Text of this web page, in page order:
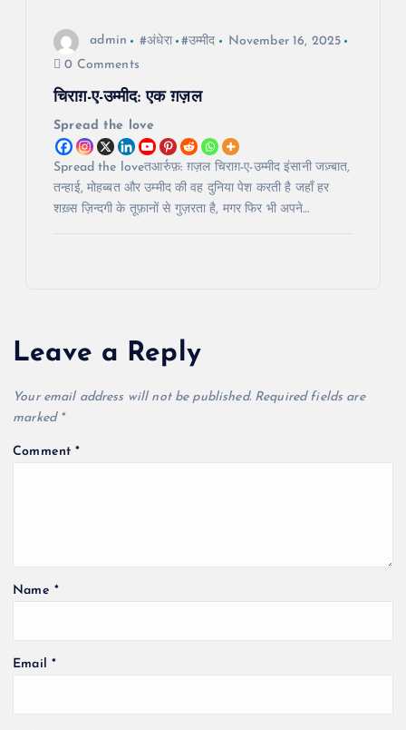
admin #अंधेरा #उम्मीद
November 16, 2025
0 Comments
चिराग़-ए-उम्मीद: एक ग़ज़ल
Spread the love
Spread the loveतआर्रुफ़: ग़ज़ल चिराग़-ए-उम्मीद इंसानी जज़्बात,
तन्हाई, मोहब्बत और उम्मीद की वह दुनिया पेश करती है जहाँ हर
शख़्स ज़िन्दगी के तूफ़ानों से गुज़रता है, मगर फिर भी अपने…
Leave a Reply
Your email address will not be published. Required fields are
marked *
Comment*
Name *
Email *